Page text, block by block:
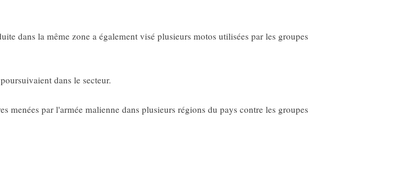
dans la même zone a également visé plusieurs motos utilisées par les groupes
dans le secteur.
menées par l'armée malienne dans plusieurs régions du pays contre les groupes